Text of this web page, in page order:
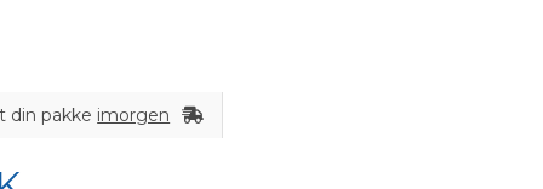
din pakke imorgen